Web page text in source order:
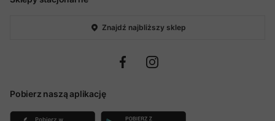
Znajdź najbliższy sklep
Pobierz naszą aplikację